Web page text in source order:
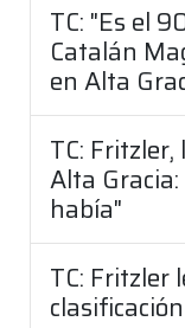
TC: "Es el
Catalán
en Alta
TC:
Alta
había"
TC: Fritzler